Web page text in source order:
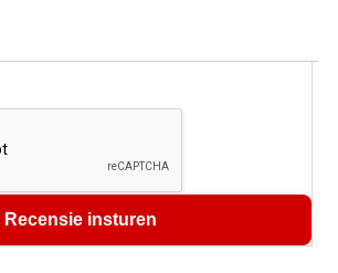
Recensie insturen